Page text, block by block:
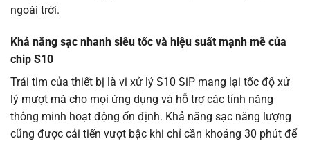
ngoài trời.
Khả năng sạc nhanh siêu tốc và hiệu suất mạnh mẽ của
chip S10
Trái tim của thiết bị là vi xử lý S10 SiP mang lại tốc độ xử
lý mượt mà cho mọi ứng dụng và hỗ trợ các tính năng
thông minh hoạt động ổn định. Khả năng sạc năng lượng
cũng được cải tiến vượt bậc khi chỉ cần khoảng 30 phút để